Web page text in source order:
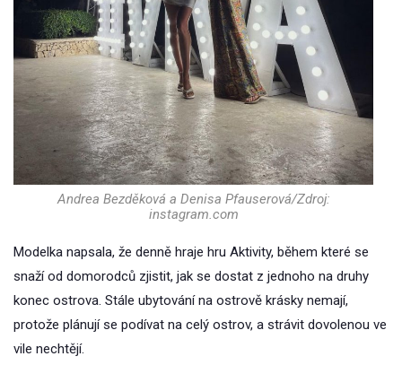
Andrea Bezděková a Denisa Pfauserová/Zdroj:
instagram.com
Modelka napsala, že denně hraje hru Aktivity, během které se
snaží od domorodců zjistit, jak se dostat z jednoho na druhy
konec ostrova. Stále ubytování na ostrově krásky nemají,
protože plánují se podívat na celý ostrov, a strávit dovolenou ve
vile nechtějí.